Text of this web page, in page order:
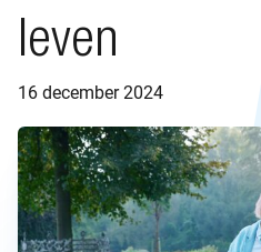
leven
16 december 2024